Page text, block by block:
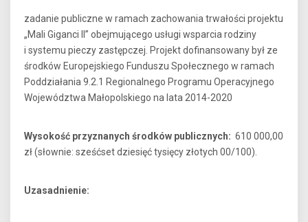
zadanie publiczne w ramach zachowania trwałości projektu
„Mali Giganci II” obejmującego usługi wsparcia rodziny
i systemu pieczy zastępczej. Projekt dofinansowany był ze
środków Europejskiego Funduszu Społecznego w ramach
Poddziałania 9.2.1 Regionalnego Programu Operacyjnego
Województwa Małopolskiego na lata 2014-2020
Wysokość przyznanych środków publicznych: 610 000,00
zł (słownie: sześćset dziesięć tysięcy złotych 00/100).
Uzasadnienie: